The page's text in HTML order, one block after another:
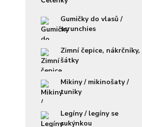
Gumičky do vlasů /
scrunchies
Zimní čepice, nákrčníky,
šátky
Mikiny / mikinošaty /
tuniky
Legíny / legíny se
sukýnkou